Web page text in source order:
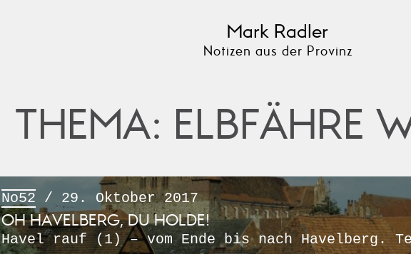
Mark Radler
Notizen aus der Provinz
THEMA: ELBFÄHRE
No52 / 29. Oktober 2017
OH HAVELBERG, DU HOLDE!
Havel rauf (1) – vom Ende bis nach Havelberg.